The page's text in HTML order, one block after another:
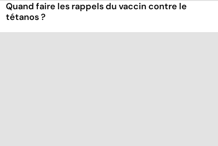
Quand faire les rappels du vaccin contre le
tétanos ?